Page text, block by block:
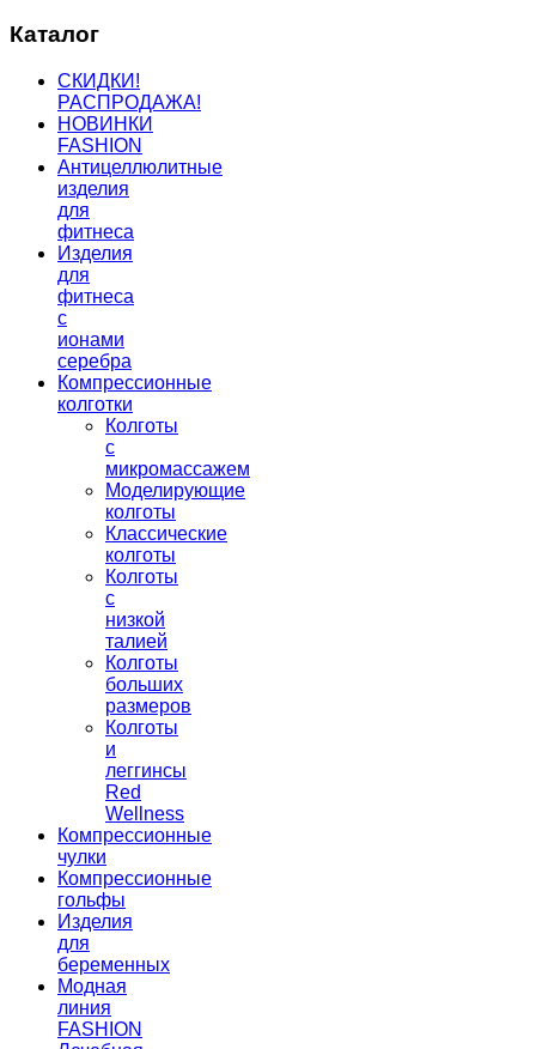
Каталог
СКИДКИ!
РАСПРОДАЖА!
НОВИНКИ
FASHION
Антицеллюлитные
изделия
для
фитнеса
Изделия
для
фитнеса
с
ионами
серебра
Компрессионные
колготки
Колготы
с
микромассажем
Моделирующие
колготы
Классические
колготы
Колготы
с
низкой
талией
Колготы
больших
размеров
Колготы
и
леггинсы
Red
Wellness
Компрессионные
чулки
Компрессионные
гольфы
Изделия
для
беременных
Модная
линия
FASHION